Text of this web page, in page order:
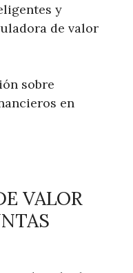
y
de valor
sobre
en
VALOR